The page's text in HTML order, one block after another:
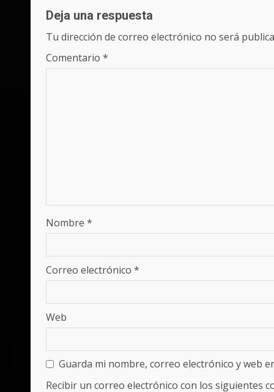
Deja una respuesta
Tu dirección de correo electrónico no será
Comentario *
Nombre *
Correo electrónico *
Web
Guarda mi nombre, correo electrónico y web
Recibir un correo electrónico con los siguientes